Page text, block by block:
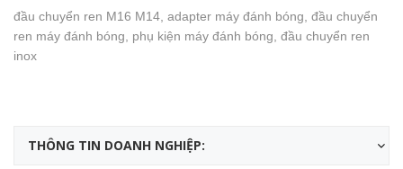
đầu chuyển ren M16 M14, adapter máy đánh bóng, đầu chuyển
ren máy đánh bóng, phụ kiện máy đánh bóng, đầu chuyển ren
inox
THÔNG TIN DOANH NGHIỆP: